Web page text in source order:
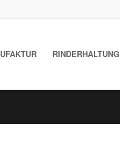
RINDERHALTUNG